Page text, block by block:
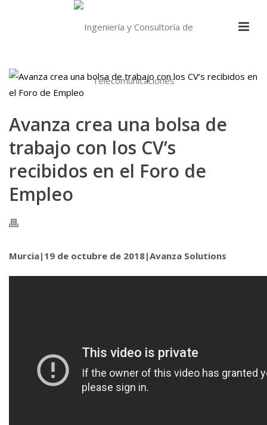
Avanza crea una bolsa de
trabajo con los CV’s
recibidos en el Foro de
Empleo
Murcia|19 de octubre de 2018|Avanza Solutions